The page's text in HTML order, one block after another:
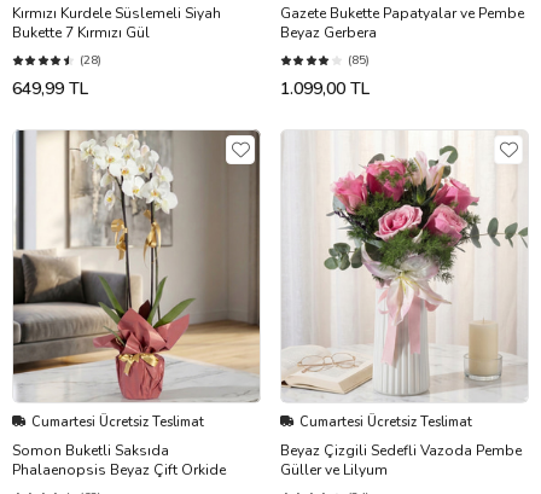
Kırmızı Kurdele Süslemeli Siyah
Bukette 7 Kırmızı Gül
(28)
649,99 TL
Gazete Bukette Papatyalar ve Pembe
Beyaz Gerbera
(85)
1.099,00 TL
Cumartesi Ücretsiz Teslimat
Somon Buketli Saksıda
Phalaenopsis Beyaz Çift Orkide
Cumartesi Ücretsiz Teslimat
Beyaz Çizgili Sedefli Vazoda Pembe
Güller ve Lilyum